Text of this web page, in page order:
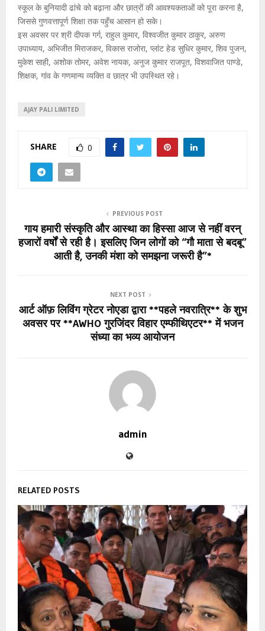
स्कूल के बुनियादी ढांचे को बढ़ाना और छात्रों की आवश्यकताओं को पूरा करना है,
जिससे गुणवत्तापूर्ण शिक्षा तक पहुँच आसान हो सके।
इस अवसर पर श्री दीपक गर्ग, राहुल कुमार, विश्वजीत कुमार ठाकुर, अरुण
उपाध्याय, अभिजीत मिराजकर, विकास राजोरा, प्लांट हेड सुधिर कुमार, शिव पुजन,
मुकेश साही, अशोक तोमर, अवेश नायक, अनुज कुमार राजपूत, विशवाजित पाण्डे,
शिक्षक, गांव के गणमान्य व्यक्ति व छात्र भी उपस्थित रहे।
AJAY PALI LIMITED
SHARE 0
PREVIOUS POST
गाय हमारी संस्कृति और आस्था का हिस्सा आज से नहीं वरन्
हजारों वर्षों से रही है। इसलिए जिन लोगों को “गौ माता से बदबू”
आती है, उनकी मंशा को समझना जरूरी है”*
NEXT POST
आर्ट ऑफ़ लिविंग ग्रेटर नोएडा द्वारा **पहले नवरात्रि** के शुभ
अवसर पर **AWHO गुरजिंदर विहार एम्फीथिएटर** में भजन
संध्या का भव्य आयोजन
admin
RELATED POSTS